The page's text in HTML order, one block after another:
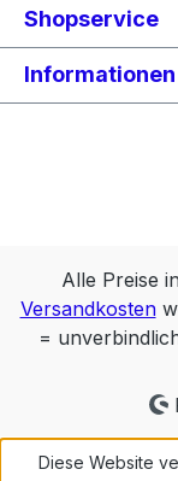
Shopservice
Informationen
Alle Preise
Versandkosten
=
Diese Website